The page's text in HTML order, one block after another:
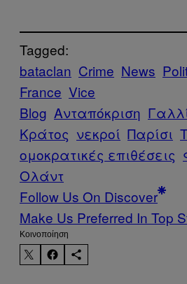
Tagged:
bataclan Crime News
France Vice
Blog Ανταπόκριση
Κράτος νεκροί Παρίσι
ομοκρατικές επιθέσεις
Ολάντ
Follow Us On Discover
Make Us Preferred In Top
Kοινοποίηση